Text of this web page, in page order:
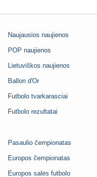
Naujausios naujienos
POP naujienos
Lietuviškos naujienos
Ballon d'Or
Futbolo tvarkarasciai
Futbolo rezultatai
Pasaulio čempionatas
Europos čempionatas
Europos salės futbolo